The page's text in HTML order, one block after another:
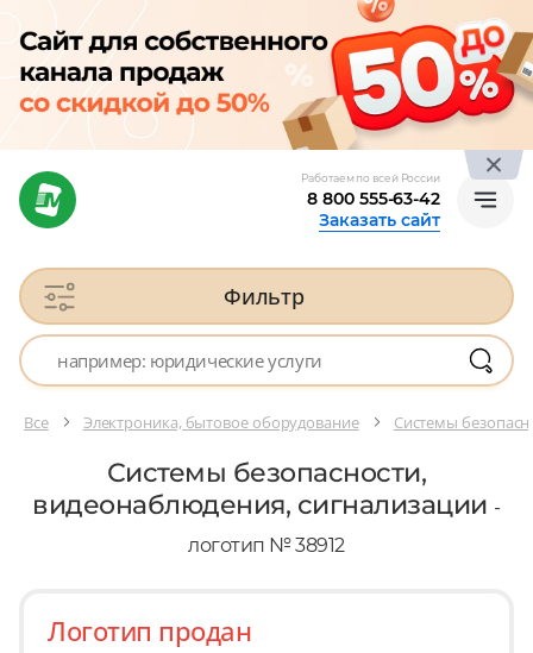
Работаем по всей России
8 800 555-63-42
Заказать сайт
Фильтр
Все Электроника, бытовое оборудование Системы
Системы безопасности,
видеонаблюдения, сигнализации -
логотип № 38912
Логотип продан